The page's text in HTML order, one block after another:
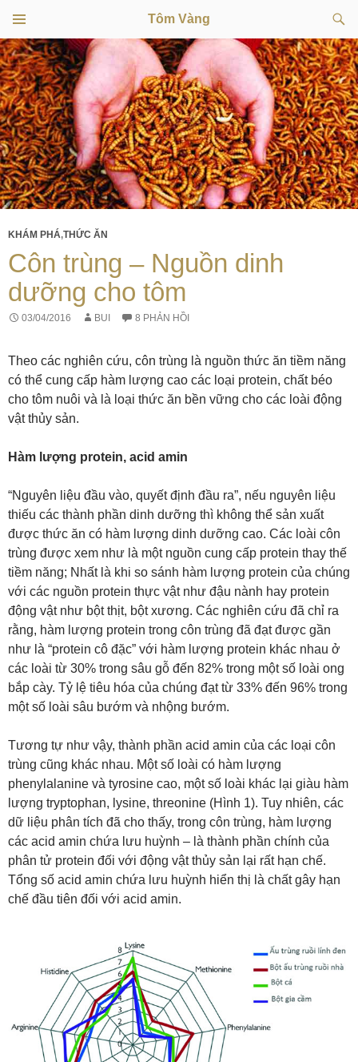
Tôm Vàng
kiếm
TRÌNH
ĐƠN
CƠ SỞ
CHUYỂN
ĐẾN
NỘI
DUNG
KHÁM PHÁ,THỨC ĂN
Côn trùng – Nguồn dinh
dưỡng cho tôm
03/04/2016 BUI 8 PHẢN HỒI
Theo các nghiên cứu, côn trùng là nguồn thức ăn tiềm năng
có thể cung cấp hàm lượng cao các loại protein, chất béo
cho tôm nuôi và là loại thức ăn bền vững cho các loài động
vật thủy sản.
Hàm lượng protein, acid amin
“Nguyên liệu đầu vào, quyết định đầu ra”, nếu nguyên liệu
thiếu các thành phần dinh dưỡng thì không thể sản xuất
được thức ăn có hàm lượng dinh dưỡng cao. Các loài côn
trùng được xem như là một nguồn cung cấp protein thay thế
tiềm năng; Nhất là khi so sánh hàm lượng protein của chúng
với các nguồn protein thực vật như đậu nành hay protein
động vật như bột thịt, bột xương. Các nghiên cứu đã chỉ ra
rằng, hàm lượng protein trong côn trùng đã đạt được gần
như là “protein cô đặc” với hàm lượng protein khác nhau ở
các loài từ 30% trong sâu gỗ đến 82% trong một số loài ong
bắp cày. Tỷ lệ tiêu hóa của chúng đạt từ 33% đến 96% trong
một số loài sâu bướm và nhộng bướm.
Tương tự như vậy, thành phần acid amin của các loại côn
trùng cũng khác nhau. Một số loài có hàm lượng
phenylalanine và tyrosine cao, một số loài khác lại giàu hàm
lượng tryptophan, lysine, threonine (Hình 1). Tuy nhiên, các
dữ liệu phân tích đã cho thấy, trong côn trùng, hàm lượng
các acid amin chứa lưu huỳnh – là thành phần chính của
phân tử protein đối với động vật thủy sản lại rất hạn chế.
Tổng số acid amin chứa lưu huỳnh hiển thị là chất gây hạn
chế đầu tiên đối với acid amin.